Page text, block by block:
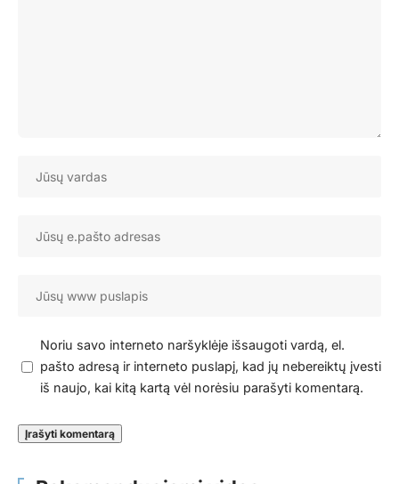
Noriu savo interneto naršyklėje išsaugoti vardą, el.
pašto adresą ir interneto puslapį, kad jų nebereiktų įvesti
iš naujo, kai kitą kartą vėl norėsiu parašyti komentarą.